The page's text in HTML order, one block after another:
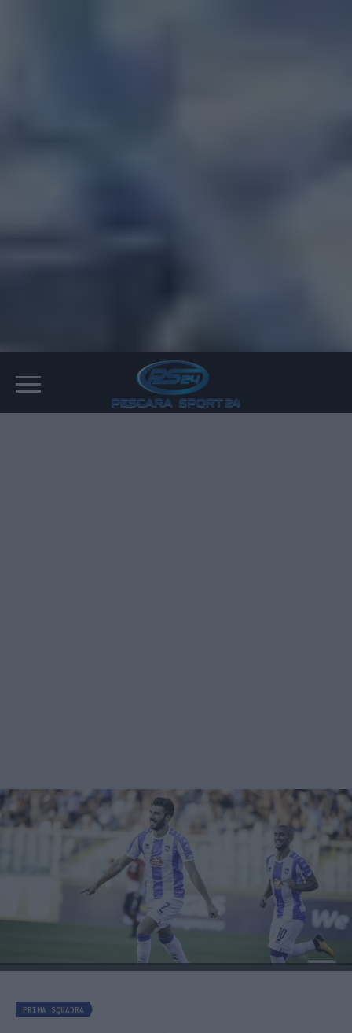
PRIMA SQUADRA